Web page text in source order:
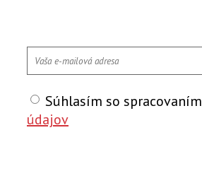
Súhlasím so spracovaním
údajov